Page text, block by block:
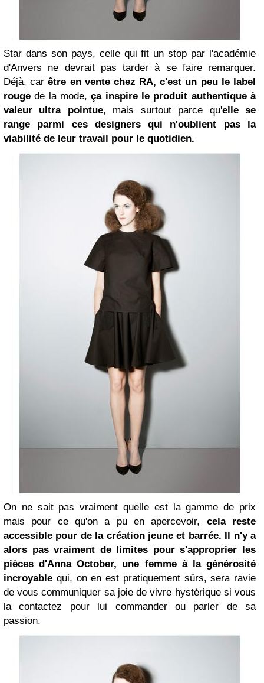
Star dans son pays, celle qui fit un stop par l'académie
d'Anvers ne devrait pas tarder à se faire remarquer.
Déjà, carêtre en vente chez RA, c'est un peu le label
rouge de la mode,ça inspire le produit authentique à
valeur ultra pointue, mais surtout parce qu'elle se
range parmi ces designers qui n'oublient pas la
viabilité de leur travail pour le quotidien.
On ne sait pas vraiment quelle est la gamme de prix
mais pour ce qu'on a pu en apercevoir, cela reste
accessible pour de la création jeune et barrée. Il n'y a
alors pas vraiment de limites pour s'approprier les
pièces d'Anna October, une femme à la générosité
incroyable qui, on en est pratiquement sûrs, sera ravie
de vous communiquer sa joie de vivre hystérique si vous
la contactez pour lui commander ou parler de sa
passion.